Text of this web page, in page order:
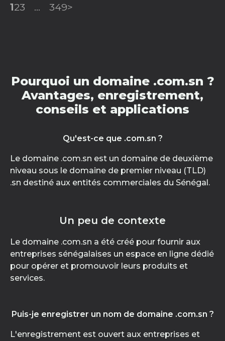
123 ... 349>
Pourquoi un domaine .com.sn ?
Avantages, enregistrement,
conseils et applications
Qu'est-ce que .com.sn ?
Le domaine .com.sn est un domaine de deuxième
niveau sous le domaine de premier niveau (TLD)
.sn destiné aux entités commerciales du Sénégal.
Un peu de contexte
Le domaine .com.sn a été créé pour fournir aux
entreprises sénégalaises un espace en ligne dédié
pour opérer et promouvoir leurs produits et
services.
Puis-je enregistrer un nom de domaine .com.sn ?
L'enregistrement est ouvert aux entreprises et